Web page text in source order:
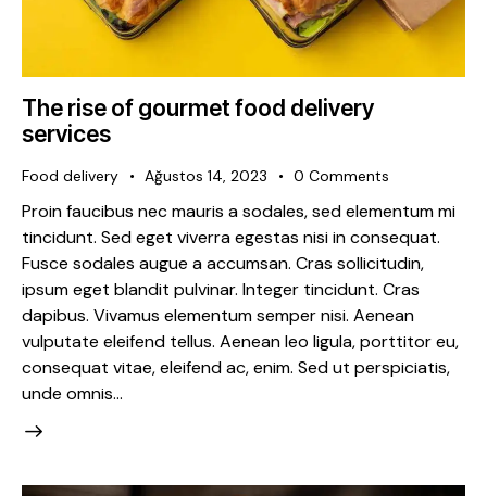
The rise of gourmet food delivery
services
Food delivery Ağustos 14, 2023 0 Comments
Proin faucibus nec mauris a sodales, sed elementum mi
tincidunt. Sed eget viverra egestas nisi in consequat.
Fusce sodales augue a accumsan. Cras sollicitudin,
ipsum eget blandit pulvinar. Integer tincidunt. Cras
dapibus. Vivamus elementum semper nisi. Aenean
vulputate eleifend tellus. Aenean leo ligula, porttitor eu,
consequat vitae, eleifend ac, enim. Sed ut perspiciatis,
unde omnis…